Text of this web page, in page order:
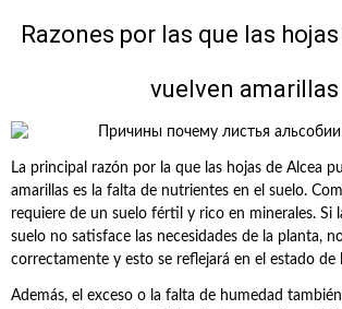
Razones por las que las
vuelven amarillas
La principal razón por la que las hojas de Alcea
amarillas es la falta de nutrientes en el suelo.
requiere de un suelo fértil y rico en minerales. Si
suelo no satisface las necesidades de la planta,
correctamente y esto se reflejará en el estado de
Además, el exceso o la falta de humedad